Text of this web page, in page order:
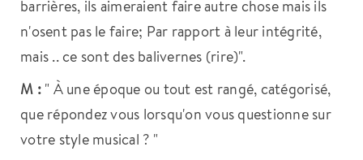
barrières, ils aimeraient faire autre chose mais ils
n'osent pas le faire; Par rapport à leur intégrité,
mais .. ce sont des balivernes (rire)".
M :" À une époque ou tout est rangé, catégorisé,
que répondez vous lorsqu'on vous questionne sur
votre style musical ? "